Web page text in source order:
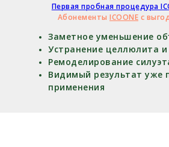
Первая пробная процедура
Абонементы ICOONE с
Заметное уменьшение
Устранение целлюлита
Ремоделирование
Видимый результат уже
применения